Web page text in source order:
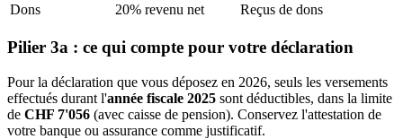
Dons
20% revenu net Reçus de dons
Pilier 3a : ce qui compte pour votre déclaration
Pour la déclaration que vous déposez en 2026, seuls les versements
effectués durant l'année fiscale 2025 sont déductibles, dans la limite
de CHF 7'056 (avec caisse de pension). Conservez l'attestation de
votre banque ou assurance comme justificatif.